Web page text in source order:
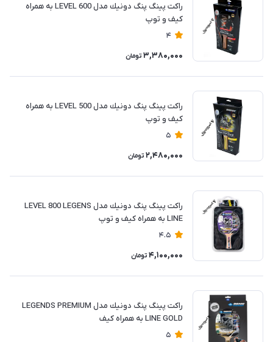
راكت پينگ پنگ دونيك مدل LEVEL 600 به همراه
کیف و توپ
4
3,380,000 تومان
راكت پينگ پنگ دونيك مدل LEVEL 500 به همراه
کیف و توپ
5
2,480,000 تومان
راكت پينگ پنگ دونيك مدل LEVEL 800 LEGENS
LINE به همراه کیف و توپ
4.5
4,100,000 تومان
راكت پينگ پنگ دونيك مدل LEGENDS PREMIUM
LINE GOLD به همراه کیف
5